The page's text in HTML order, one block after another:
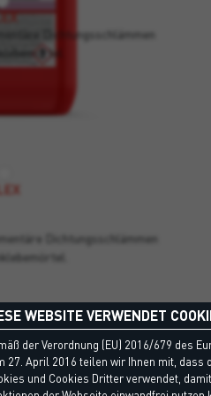
Dichtungsschlämmen
Dichtungsschlämmen
WEBSITE VERWENDET
der Verordnung (EU) 2016/679 des
27. April 2016 teilen wir Ihnen mit, dass
und Cookies Dritter verwendet,